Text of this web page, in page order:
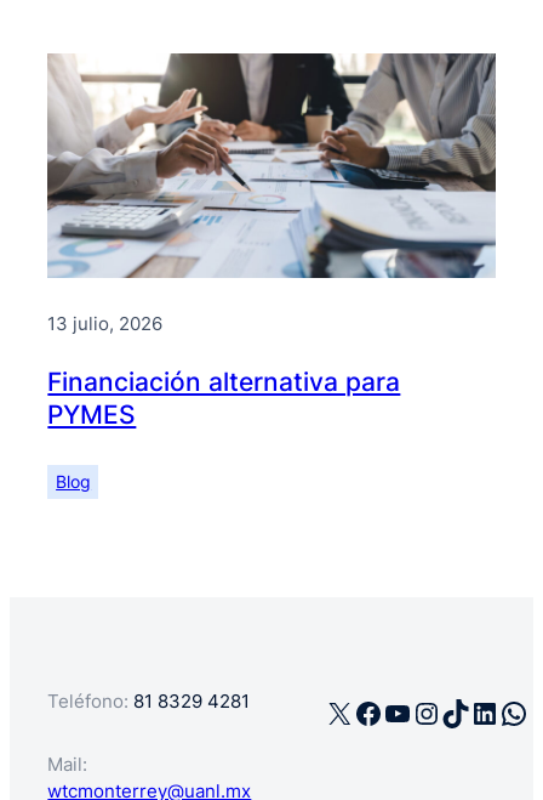
13 julio, 2026
Financiación alternativa para
PYMES
Blog
Teléfono: 81 8329 4281
Mail:
wtcmonterrey@uanl.mx
X Facebook
YouTube
TikTok